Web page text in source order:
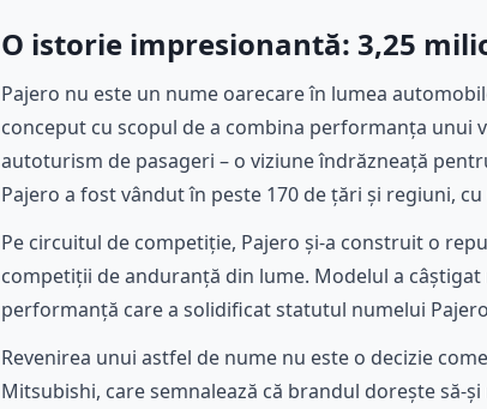
O istorie impresionantă: 3,25
Pajero nu este un nume oarecare în lumea
conceput cu scopul de a combina performanța
autoturism de pasageri – o viziune îndrăzneață
Pajero a fost vândut în peste 170 de țări și regiuni,
Pe circuitul de competiție, Pajero și-a construit o
competiții de anduranță din lume. Modelul a
performanță care a solidificat statutul numelui
Revenirea unui astfel de nume nu este o decizie
Mitsubishi, care semnalează că brandul dorește să-